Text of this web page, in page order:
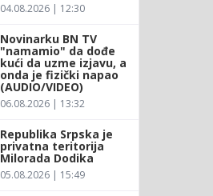
04.08.2026 | 12:30
Novinarku BN TV
"namamio" da dođe
kući da uzme izjavu, a
onda je fizički napao
(AUDIO/VIDEO)
06.08.2026 | 13:32
Republika Srpska je
privatna teritorija
Milorada Dodika
05.08.2026 | 15:49